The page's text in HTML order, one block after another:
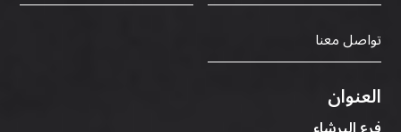
تواصل معنا
العنوان